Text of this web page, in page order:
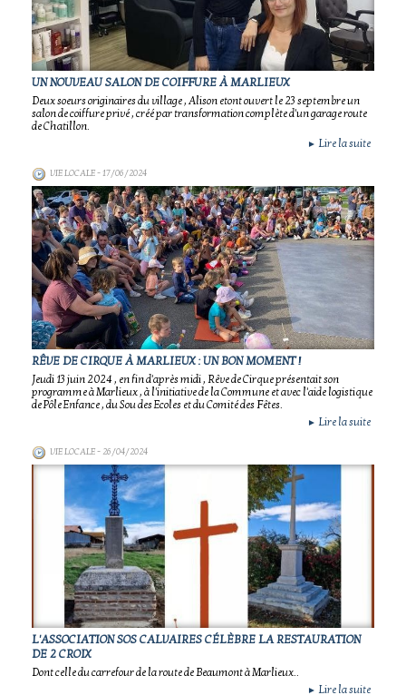
UN NOUVEAU SALON DE COIFFURE À MARLIEUX
Deux soeurs originaires du village , Alison etont ouvert le 23 septembre un
salon de coiffure privé , créé par transformation complète d'un garage route
de Chatillon.
► Lire la suite
VIE LOCALE- 17/06/2024
RÊVE DE CIRQUE À MARLIEUX : UN BON MOMENT !
Jeudi 13 juin 2024 , en fin d'après midi , Rêve de Cirque présentait son
programme à Marlieux , à l'initiative de la Commune et avec l'aide logistique
de Pôle Enfance , du Sou des Ecoles et du Comité des Fêtes.
► Lire la suite
VIE LOCALE- 26/04/2024
L'ASSOCIATION SOS CALVAIRES CÉLÈBRE LA RESTAURATION
DE 2 CROIX
Dont celle du carrefour de la route de Beaumont à Marlieux..
► Lire la suite